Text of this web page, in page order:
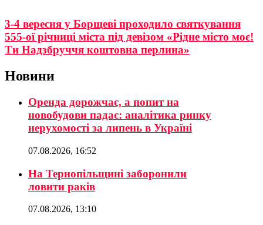
3-4 вересня у Борщеві проходило святкування
555-ої річниці міста під девізом «Рідне місто моє!
Ти Надзбруччя коштовна перлина»
Новини
Оренда дорожчає, а попит на
новобудови падає: аналітика ринку
нерухомості за липень в Україні
07.08.2026, 16:52
На Тернопільщині заборонили
ловити раків
07.08.2026, 13:10